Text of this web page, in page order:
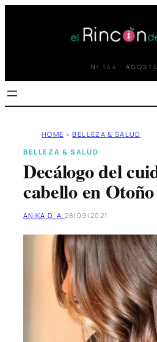
Nº 144 ·
HOME » BELLEZA & SALUD
BELLEZA & SALUD
Decálogo del
cabello en Otoño
ANIKA D. A. 28/09/2021